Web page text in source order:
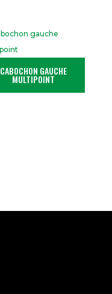
CABOCHON GAUCHE
MULTIPOINT